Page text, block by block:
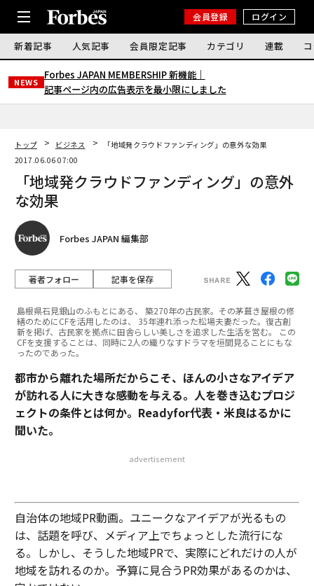
会員登録 ログイン
新着記事 人気記事 会員限定記事 カテゴリ 連載
NEWS
Forbes JAPAN MEMBERSHIP 新機能｜
記事ページ内の広告表示を最小限にしました
トップ ビジネス
「地域発クラウドファンディング」の意外な効果
2017.06.06 07:00
「地域発クラウドファンディング」の意外
な効果
Forbes JAPAN 編集部
著者フォロー 記事を保存
島根県石見銀山のふもとにある、 築270年の古民家。その茅葺き屋根の修
繕のためにCFを活用したのは、 35年連れ添った松場夫妻だった。復古創
新を掲げ、古民家を拠点に田舎らしい美しさを追求した生活を営む。 この
CFを支援することは、同時に2人の織りなすドラマを垣間見ることにもな
ったのであった。
都市から離れた場所だからこそ、ほんの小さなアイデア
が訪れる人に大きな感動を与える。人を巻き込むプロジ
ェクトの条件とは何か。Readyfor代表・米良はるかに
聞いた。
advertisement
自治体の地域PR動画。ユニークなアイデアが光るもの
は、話題を呼び、メディア上でちょっとした流行にな
る。しかし、そうした地域PRで、実際にどれだけの人が
地域を訪れるのか。予算に見合うPR効果があるのかは、